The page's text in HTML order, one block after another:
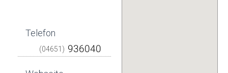
Telefon
(04651)